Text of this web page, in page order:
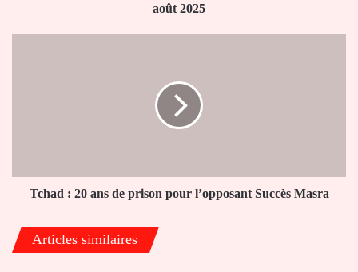
août 2025
Succès
MasraTchad : 20 ans de prison pour l’opposant Succès Masra
Articles similaires